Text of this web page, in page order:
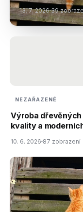
požadavky na
palety jsou
provozech
13. 7. 2026 39
NEZAŘAZENÉ
Výroba
kvality a
10. 6. 2026 87 zobrazení